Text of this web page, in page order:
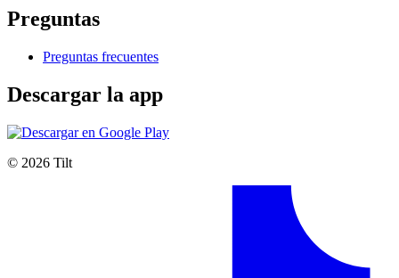
Preguntas
Preguntas frecuentes
Descargar la app
© 2026 Tilt